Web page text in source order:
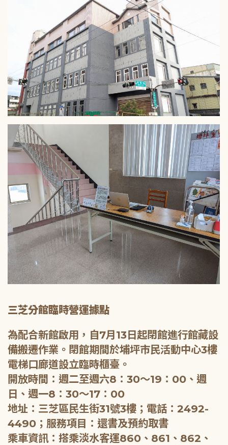
三芝分館臨時營運據點
為配合新館啟用，自7月13日起閉館進行館藏設
備搬遷作業。閉館期間於埔坪市民活動中心3樓
電梯口廊道設立臨時櫃臺。
開放時間：週二至週六8：30～19：00、週
日、週一8：30～17：00
地址：三芝區民生街31號3樓；電話：2492-
4490；服務項目：還書及預約取書
乘車資訊：搭乘淡水客運860、861、862、